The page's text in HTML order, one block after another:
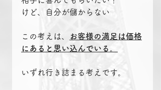
けど、自分が儲からない
この考えは、
お客様の満足は価格
にあると思い込んでいる。
いずれ行き詰まる考えです。